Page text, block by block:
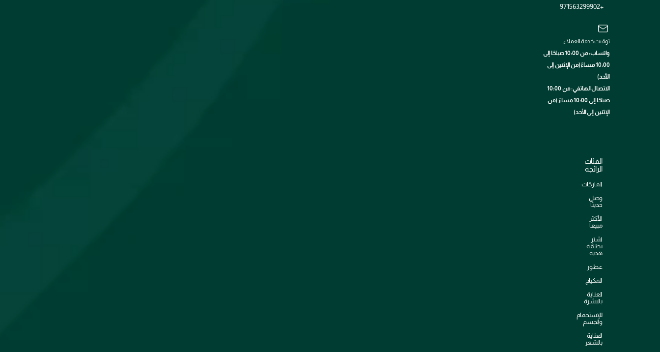
+971563299902
توقيت خدمة العملاء:
واتساب: من 10:00 صباحًا إلى
10:00 مساءً(من الإثنين إلى
الأحد)
الاتصال الهاتفي: من 10:00
صباحًا إلى 10:00 مساءً (من
الإثنين إلى الأحد)
الفئات
الرائجة
الماركات
وصل
حديثاً
الأكثر
مبيعاً
اشترِ
بطاقة
هدية
عطور
المكياج
العناية
بالبشرة
للإستحمام
والجسم
العناية
بالشعر